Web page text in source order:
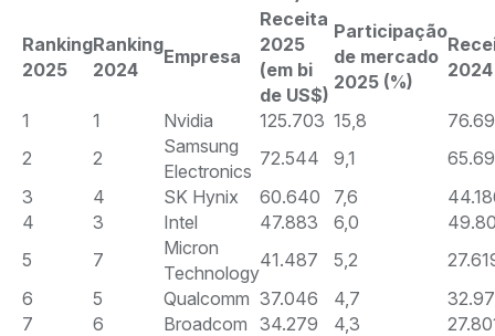
Ranking
2025
Ranking
2024
Empresa
Receita
2025
(em bi
de US$)
Participação
de mercado
2025 (%)
2024
1 1 Nvidia 125.703 15,8
2
2
Samsung
Electronics
72.544 9,1
3
4 SK Hynix 60.640 7,6
4
3 Intel 47.883 6,0
5
7
Micron
Technology
41.487 5,2
6
5 Qualcomm 37.046 4,7
7
6 Broadcom 34.279 4,3